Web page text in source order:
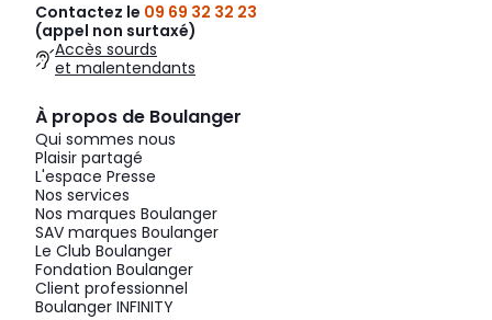
Contactez le 09 69 32 32 23
(appel non surtaxé)
Accès sourds
et malentendants
À propos de Boulanger
Qui sommes nous
Plaisir partagé
L'espace Presse
Nos services
Nos marques Boulanger
SAV marques Boulanger
Le Club Boulanger
Fondation Boulanger
Client professionnel
Boulanger INFINITY